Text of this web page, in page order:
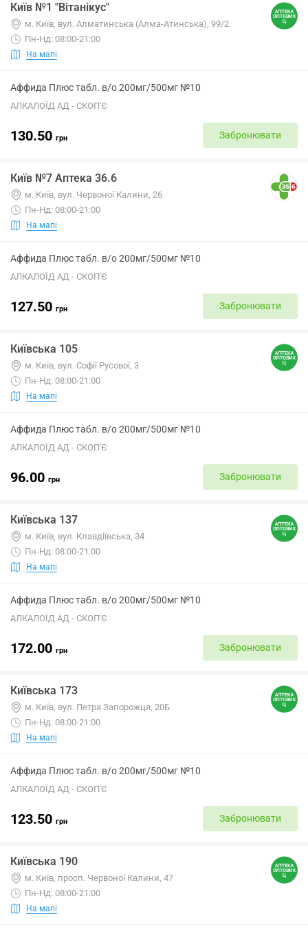
Київ №1 "Вітанікус"
м. Київ, вул. Алматинська (Алма-Атинська), 99/2
Пн-Нд: 08:00-21:00
На мапі
Аффида Плюс табл. в/о 200мг/500мг №10
АЛКАЛОЇД АД - СКОП'Є
130.50 грн Забронювати
Київ №7 Аптека 36.6
м. Київ, вул. Червоної Калини, 26
Пн-Нд: 08:00-21:00
На мапі
Аффида Плюс табл. в/о 200мг/500мг №10
АЛКАЛОЇД АД - СКОП'Є
127.50 грн Забронювати
Київська 105
м. Київ, вул. Софії Русової, 3
Пн-Нд: 08:00-21:00
На мапі
Аффида Плюс табл. в/о 200мг/500мг №10
АЛКАЛОЇД АД - СКОП'Є
96.00 грн Забронювати
Київська 137
м. Київ, вул. Клавдіївська, 34
Пн-Нд: 08:00-21:00
На мапі
Аффида Плюс табл. в/о 200мг/500мг №10
АЛКАЛОЇД АД - СКОП'Є
172.00 грн Забронювати
Київська 173
м. Київ, вул. Петра Запорожця, 20Б
Пн-Нд: 08:00-21:00
На мапі
Аффида Плюс табл. в/о 200мг/500мг №10
АЛКАЛОЇД АД - СКОП'Є
123.50 грн Забронювати
Київська 190
м. Київ, просп. Червоної Калини, 47
Пн-Нд: 08:00-21:00
На мапі